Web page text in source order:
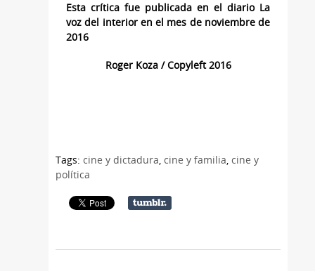
Esta crítica fue publicada en el diario La
voz del interior en el mes de noviembre de
2016
Roger Koza / Copyleft 2016
Tags: cine y dictadura, cine y familia, cine y
política